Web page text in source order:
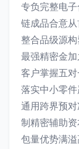
专负完整电
链成品合意
整合品级源
最强精密金
客户掌握五
落实中小零
通用跨界预
制精密辅助
包量优势满